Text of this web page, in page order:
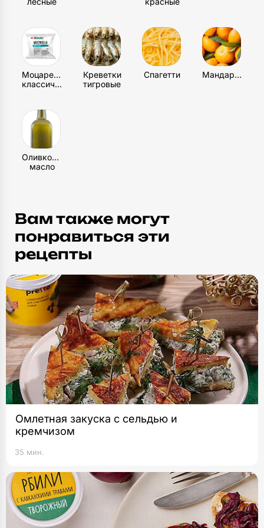
Моцарелла
классическая
Креветки
тигровые
Спагетти Мандарин
Оливковое
масло
Вам также могут
понравиться эти
рецепты
Омлетная закуска с сельдью и
кремчизом
35 мин.